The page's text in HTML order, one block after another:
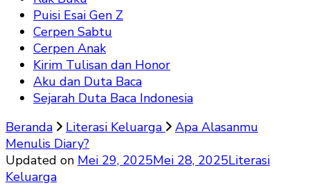
Puisi Esai Gen Z
Cerpen Sabtu
Cerpen Anak
Kirim Tulisan dan Honor
Aku dan Duta Baca
Sejarah Duta Baca Indonesia
Beranda
Literasi Keluarga
Apa Alasanmu
Menulis Diary?
Updated on Mei 29, 2025Mei 28, 2025Literasi
Keluarga